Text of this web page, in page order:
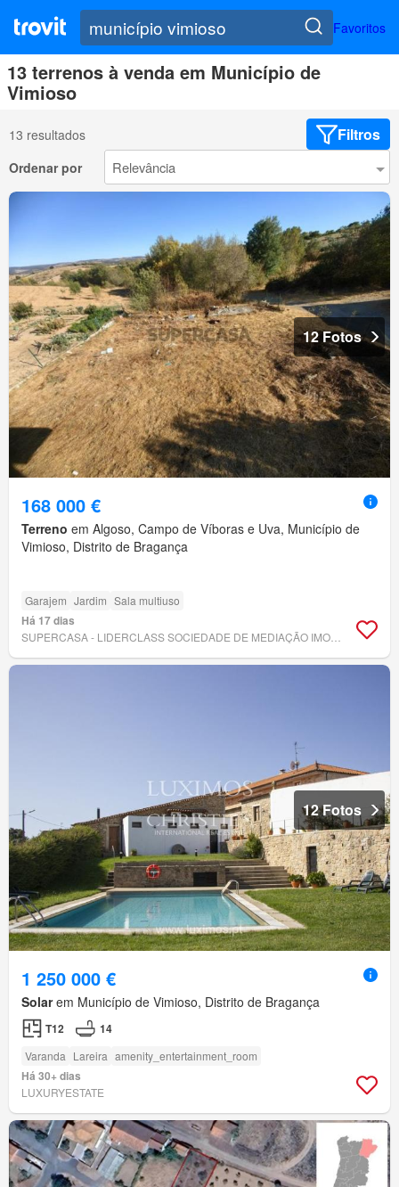
Favoritos
13 terrenos à venda em Município de
Vimioso
13 resultados Filtros
Ordenar por
12 Fotos
168 000 €
Terreno em Algoso, Campo de Víboras e Uva, Município de
Vimioso, Distrito de Bragança
Garajem Jardim Sala multiuso
Há 17 dias
12 Fotos
1 250 000 €
Solarem Município de Vimioso, Distrito de Bragança
T12 14
Varanda Lareira amenity_entertainment_room
Há 30+ dias
LUXURYESTATE